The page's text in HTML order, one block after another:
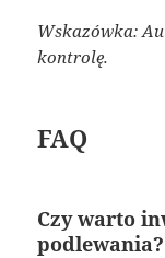
Wskazówka:
kontrolę.
FAQ
Czy warto
podlewania?